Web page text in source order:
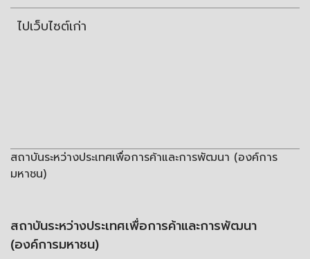
ไปเว็บไซต์เก่า
สถาบันระหว่างประเทศเพื่อการค้าและการพัฒนา (องค์การ
มหาชน)
สถาบันระหว่างประเทศเพื่อการค้าและการพัฒนา
(องค์การมหาชน)